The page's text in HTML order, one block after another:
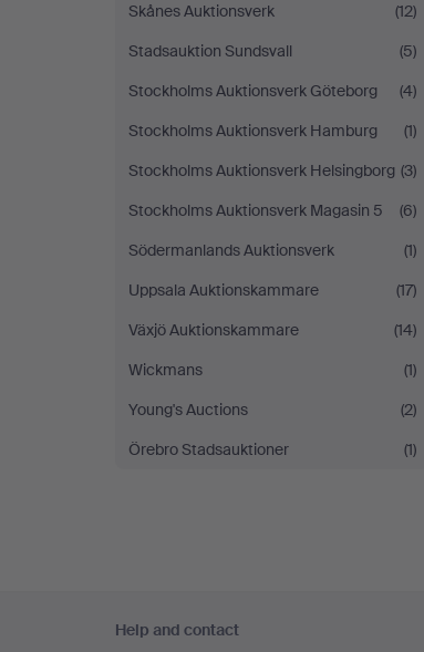
Skånes Auktionsverk
(12)
Stadsauktion Sundsvall
(5)
Stockholms Auktionsverk Göteborg
(4)
Stockholms Auktionsverk Hamburg
(1)
Stockholms Auktionsverk Helsingborg (3)
Stockholms Auktionsverk Magasin 5
(6)
Södermanlands Auktionsverk
(1)
Uppsala Auktionskammare
(17)
Växjö Auktionskammare
(14)
Wickmans
(1)
Young's Auctions
(2)
Örebro Stadsauktioner
(1)
navigation
Help and contact